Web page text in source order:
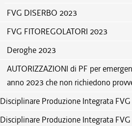
FVG DISERBO 2023
FVG FITOREGOLATORI 2023
Deroghe 2023
AUTORIZZAZIONI di PF per
anno 2023 che non richiedono
Disciplinare Produzione Integrata
Disciplinare Produzione Integrata